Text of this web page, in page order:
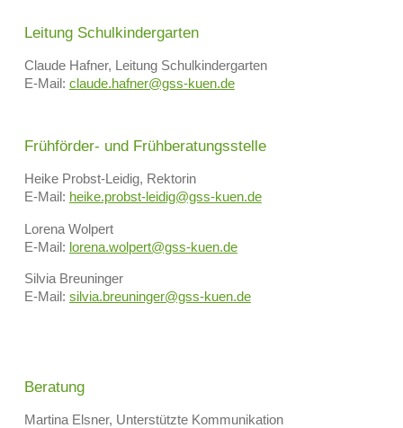
Leitung Schulkindergarten
Claude Hafner, Leitung Schulkindergarten
E-Mail: claude.hafner@gss-kuen.de
Frühförder- und Frühberatungsstelle
Heike Probst-Leidig, Rektorin
E-Mail: heike.probst-leidig@gss-kuen.de
Lorena Wolpert
E-Mail: lorena.wolpert@gss-kuen.de
Silvia Breuninger
E-Mail: silvia.breuninger@gss-kuen.de
Beratung
Martina Elsner, Unterstützte Kommunikation